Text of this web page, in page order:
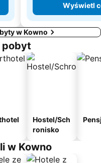
Wyświetl
w Kowno
pobyt
Hostel/Sch
ronisko
w Kowno